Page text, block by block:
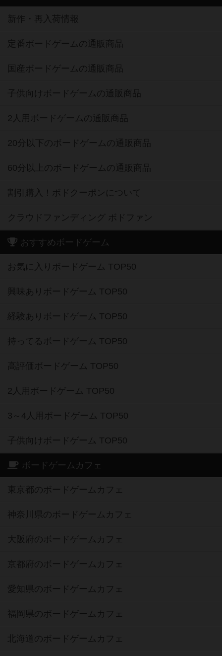
新作・再入荷情報
定番ボードゲームの通販商品
国産ボードゲームの通販商品
子供向けボードゲームの通販商品
2人用ボードゲームの通販商品
20分以下のボードゲームの通販商品
60分以上のボードゲームの通販商品
割引購入！ボドクーポンについて
クラウドファンディング ボドファン
おすすめボードゲーム
お気に入りボードゲーム TOP50
興味ありボードゲーム TOP50
経験ありボードゲーム TOP50
持ってるボードゲーム TOP50
高評価ボードゲーム TOP50
2人用ボードゲーム TOP50
3～4人用ボードゲーム TOP50
子供向けボードゲーム TOP50
ボードゲームカフェ
東京都のボードゲームカフェ
神奈川県のボードゲームカフェ
大阪府のボードゲームカフェ
京都府のボードゲームカフェ
愛知県のボードゲームカフェ
福岡県のボードゲームカフェ
北海道のボードゲームカフェ